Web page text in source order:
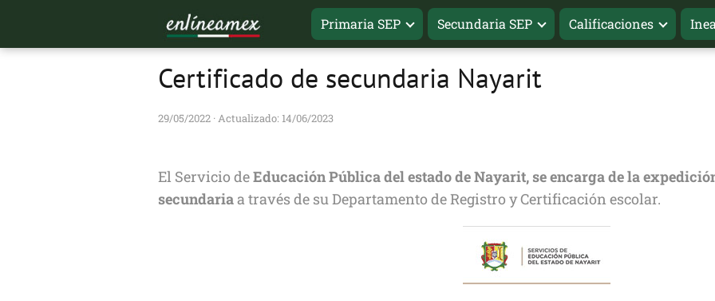
Primaria SEP Secundaria SEP Calificaciones Inea
Certificado de secundaria Nayarit
29/05/2022 · Actualizado: 14/06/2023
El Servicio deEducación Pública del estado de Nayarit, se encarga de la
secundariaa través de su Departamento de Registro y Certificación escolar.